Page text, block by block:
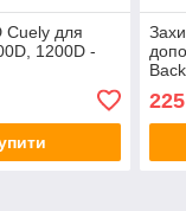
Cuely для
1200D -
225